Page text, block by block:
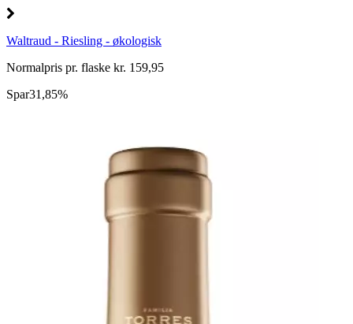
Waltraud - Riesling - økologisk
Normalpris pr. flaske kr. 159,95
Spar31,85%